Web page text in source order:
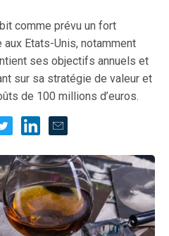
comme prévu un fort
Etats-Unis, notamment
ses objectifs annuels et
sur sa stratégie de valeur et
de 100 millions d’euros.